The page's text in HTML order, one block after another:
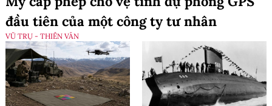
đầu tiên của một công ty tư nhân
VŨ TRỤ - THIÊN VĂN